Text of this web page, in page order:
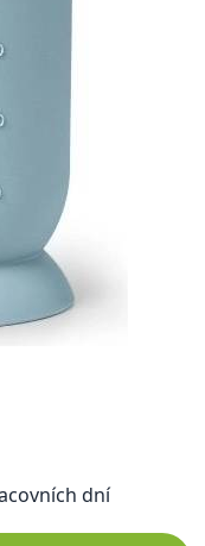
dní